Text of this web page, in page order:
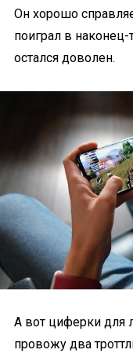
Он хорошо
поиграл в
остался доволен.
А вот циферки для
провожу два